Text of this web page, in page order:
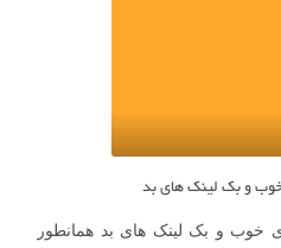
و بک لینک های بد
خوب و بک لینک های بد همانطور